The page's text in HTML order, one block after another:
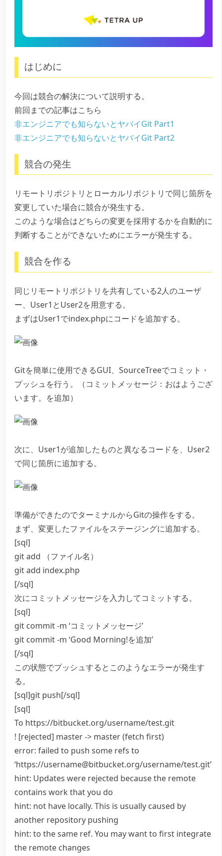
はじめに
今回は競合の解決について説明する。
前回までの記事はこちら
非エンジニアでも知らないとヤバイGit Part1
非エンジニアでも知らないとヤバイGit Part2
競合の発生
リモートリポジトリとローカルリポジトリで同じ箇所を
変更していた場合に競合が発生する。
このような場合はどちらの変更を採用するかを自動的に
判断することができないためにエラーが発生する。
競合を作る
同じリモートリポジトリを共有している2人のユーザ
ー、User1とUser2を用意する。
まずはUser1でindex.phpにコードを追加する。
Gitを簡単に使用できるGUI、SourceTreeでコミット・
プッシュを行う。（コミットメッセージ：おはようござ
います。を追加）
次に、User1が追加したものと異なるコードを、User2
で同じ箇所に追加する。
準備ができたのでターミナルからGitの操作をする。
まず、変更したファイルをステージングに追加する。
[sql]
git add （ファイル名）
git add index.php
[/sql]
次にコミットメッセージを入力してコミットする。
[sql]
git commit -m ‘コミットメッセージ’
git commit -m ‘Good Morning!を追加’
[/sql]
この状態でプッシュするとこのようなエラーが発生す
る。
[sql]git push[/sql]
[sql]
To https://bitbucket.org/username/test.git
! [rejected] master -> master (fetch first)
error: failed to push some refs to
‘https://username@bitbucket.org/username/test.git’
hint: Updates were rejected because the remote
contains work that you do
hint: not have locally. This is usually caused by
another repository pushing
hint: to the same ref. You may want to first integrate
the remote changes